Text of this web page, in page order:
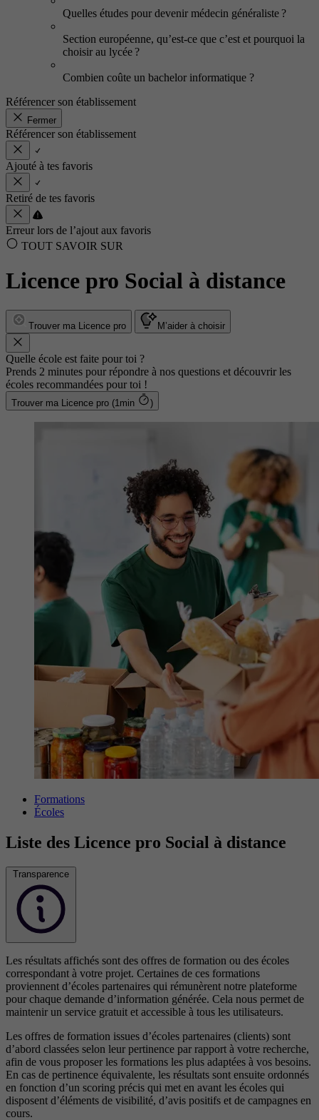
Quelles études pour devenir médecin généraliste ?
Section européenne, qu’est-ce que c’est et pourquoi la
choisir au lycée ?
Combien coûte un bachelor informatique ?
Référencer son établissement
Fermer
Référencer son établissement
Ajouté à tes favoris
Retiré de tes favoris
Erreur lors de l’ajout aux favoris
TOUT SAVOIR SUR
Licence pro Social à distance
Trouver ma Licence pro M’aider à choisir
Quelle école est faite pour toi ?
Prends 2 minutes pour répondre à nos questions et découvrir les
écoles recommandées pour toi !
Trouver ma Licence pro (1min )
Formations
Écoles
Liste des Licence pro Social à distance
Transparence
Les résultats affichés sont des offres de formation ou des écoles
correspondant à votre projet. Certaines de ces formations
proviennent d’écoles partenaires qui rémunèrent notre plateforme
pour chaque demande d’information générée. Cela nous permet de
maintenir un service gratuit et accessible à tous les utilisateurs.
Les offres de formation issues d’écoles partenaires (clients) sont
d’abord classées selon leur pertinence par rapport à votre recherche,
afin de vous proposer les formations les plus adaptées à vos besoins.
En cas de pertinence équivalente, les résultats sont ensuite ordonnés
en fonction d’un scoring précis qui met en avant les écoles qui
disposent d’éléments de visibilité, d’avis positifs et de campagnes en
cours.